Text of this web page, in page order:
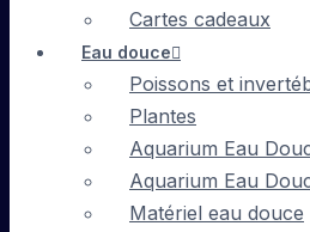
Cartes cadeaux
Eau douce
Poissons et
Plantes
Aquarium Eau
Aquarium Eau
Matériel eau douce